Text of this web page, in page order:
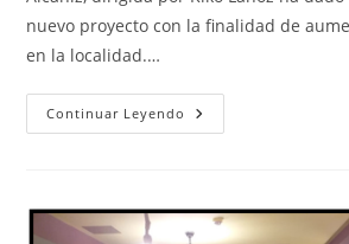
nuevo proyecto con la finalidad de
en la localidad.…
Continuar Leyendo Alcañiz
Ha
Para
Aumentar